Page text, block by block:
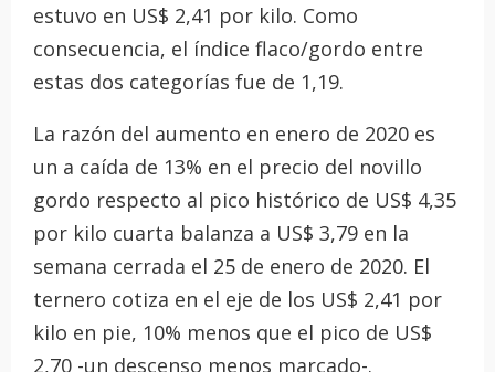
estuvo en US$ 2,41 por kilo. Como
consecuencia, el índice flaco/gordo entre
estas dos categorías fue de 1,19.
La razón del aumento en enero de 2020 es
un a caída de 13% en el precio del novillo
gordo respecto al pico histórico de US$ 4,35
por kilo cuarta balanza a US$ 3,79 en la
semana cerrada el 25 de enero de 2020. El
ternero cotiza en el eje de los US$ 2,41 por
kilo en pie, 10% menos que el pico de US$
2,70 -un descenso menos marcado-.